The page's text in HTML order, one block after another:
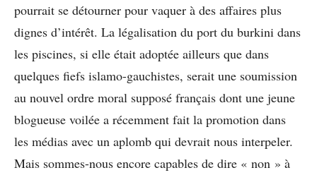
pourrait se détourner pour vaquer à des affaires plus
dignes d’intérêt. La légalisation du port du burkini dans
les piscines, si elle était adoptée ailleurs que dans
quelques fiefs islamo-gauchistes, serait une soumission
au nouvel ordre moral supposé français dont une jeune
blogueuse voilée a récemment fait la promotion dans
les médias avec un aplomb qui devrait nous interpeler.
Mais sommes-nous encore capables de dire « non » à